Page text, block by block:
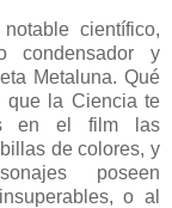
científico,
condensador y
Metaluna. Qué
que la Ciencia te
en el film las
de colores, y
poseen
o al